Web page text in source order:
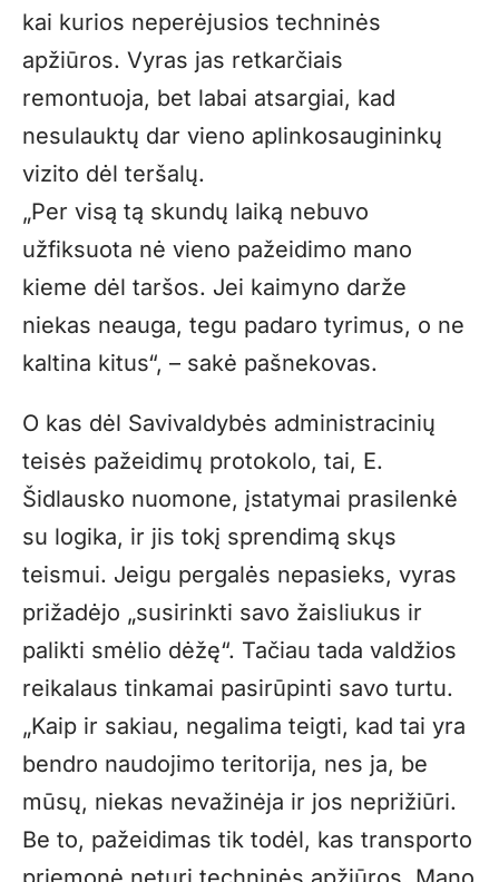
kai kurios neperėjusios techninės
apžiūros. Vyras jas retkarčiais
remontuoja, bet labai atsargiai, kad
nesulauktų dar vieno aplinkosaugininkų
vizito dėl teršalų.
„Per visą tą skundų laiką nebuvo
užfiksuota nė vieno pažeidimo mano
kieme dėl taršos. Jei kaimyno darže
niekas neauga, tegu padaro tyrimus, o ne
kaltina kitus“, – sakė pašnekovas.
O kas dėl Savivaldybės administracinių
teisės pažeidimų protokolo, tai, E.
Šidlausko nuomone, įstatymai prasilenkė
su logika, ir jis tokį sprendimą skųs
teismui. Jeigu pergalės nepasieks, vyras
prižadėjo „susirinkti savo žaisliukus ir
palikti smėlio dėžę“. Tačiau tada valdžios
reikalaus tinkamai pasirūpinti savo turtu.
„Kaip ir sakiau, negalima teigti, kad tai yra
bendro naudojimo teritorija, nes ja, be
mūsų, niekas nevažinėja ir jos neprižiūri.
Be to, pažeidimas tik todėl, kas transporto